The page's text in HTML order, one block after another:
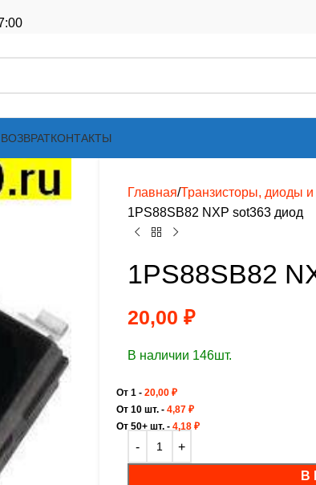
КОНТАКТЫ
Главная Транзисторы, диоды и
1PS88SB82 NXP sot363 диод
1PS88SB82
20,00 ₽
В наличии 146шт.
От 1 - 20,00 ₽
От 10 шт. - 4,87 ₽
От 50+ шт. - 4,18 ₽
В